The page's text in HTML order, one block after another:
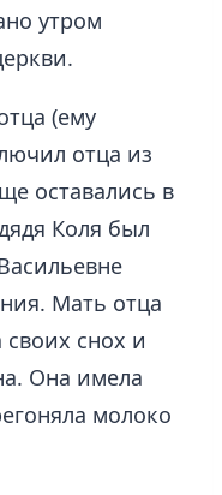
утром
(ему
отца из
оставались в
Коля был
Мать отца
снох и
Она имела
молоко